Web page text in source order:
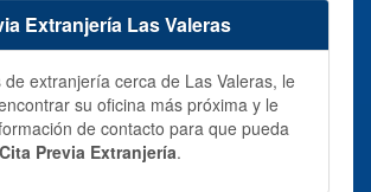
Extranjería Las Valeras
de extranjería cerca de Las Valeras, le
su oficina más próxima y le
de contacto para que pueda
Cita Previa Extranjería.